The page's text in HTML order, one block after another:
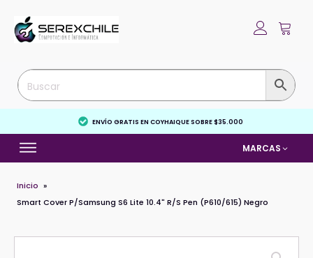
ENVÍO GRATIS EN COYHAIQUE SOBRE $35.000
MARCAS
Inicio »
Smart Cover P/Samsung S6 Lite 10.4" R/S Pen (P610/615) Negro